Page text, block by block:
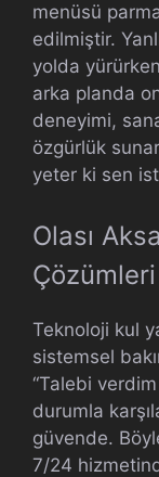
menüsü
edilmiştir.
yolda
arka planda
deneyimi,
özgürlük
yeter ki sen
Olası
Çözümleri
Teknoloji kul
sistemsel
“Talebi
durumla
güvende.
7/24